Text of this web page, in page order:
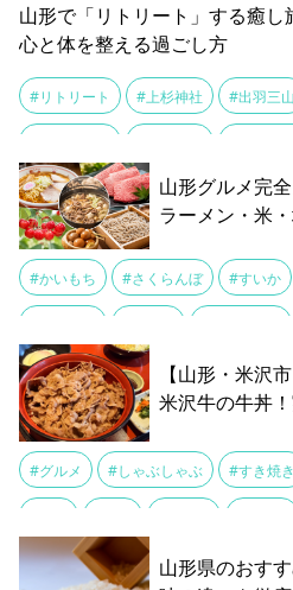
山形で「リトリート」する癒
心と体を整える過ごし方
#リトリート #上杉神社 #出羽三山
#花笠まつり #蔵王の樹氷 #蔵王
山形グルメ完
ラーメン・米
#かいもち #さくらんぼ #すいか
#ワイン #三元豚 #山形のだし
#納豆汁 #肉そば #芋煮 #郷
#鯉料理
【山形・米沢
米沢牛の牛丼
#グルメ #しゃぶしゃぶ #すき焼き
山形県のおす